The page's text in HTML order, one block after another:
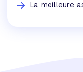
La meilleure